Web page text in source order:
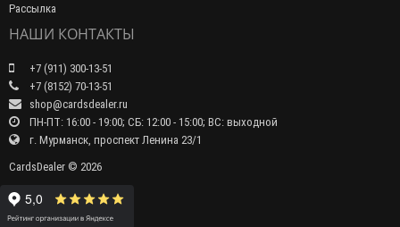
Рассылка
НАШИ КОНТАКТЫ
+7 (911) 300-13-51
+7 (8152) 70-13-51
shop@cardsdealer.ru
ПН-ПТ: 16:00 - 19:00; СБ: 12:00 - 15:00; ВС: выходной
г. Мурманск, проспект Ленина 23/1
CardsDealer © 2026